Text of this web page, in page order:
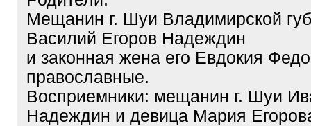
Мещанин г. Шуи Владимирской
Василий Егоров Надеждин
и законная жена его Евдокия
православные.
Восприемники: мещанин г. Шуи
Надеждин и девица Мария